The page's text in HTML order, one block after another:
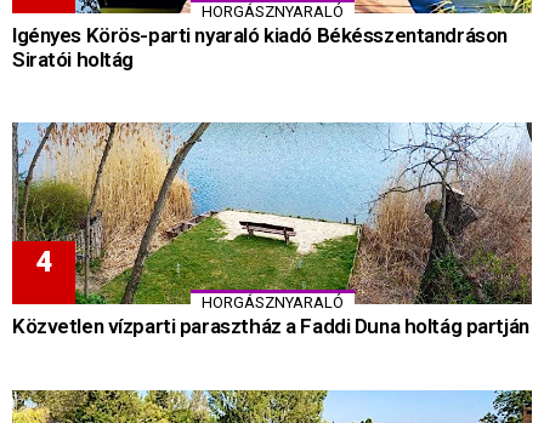
HORGÁSZNYARALÓ
Igényes Körös-parti nyaraló kiadó Békésszentandráson
Siratói holtág
HORGÁSZNYARALÓ
Közvetlen vízparti parasztház a Faddi Duna holtág partján